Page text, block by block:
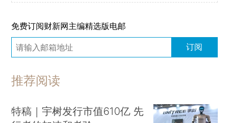
免费订阅财新网主编精选版电邮
订阅
推荐阅读
特稿｜宇树发行市值610亿 先